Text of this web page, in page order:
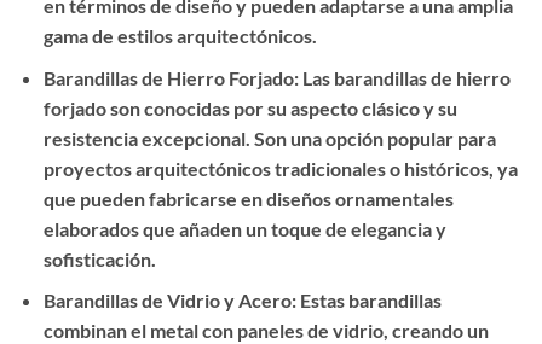
en términos de diseño y pueden adaptarse a una amplia
gama de estilos arquitectónicos.
Barandillas de Hierro Forjado: Las barandillas de hierro
forjado son conocidas por su aspecto clásico y su
resistencia excepcional. Son una opción popular para
proyectos arquitectónicos tradicionales o históricos, ya
que pueden fabricarse en diseños ornamentales
elaborados que añaden un toque de elegancia y
sofisticación.
Barandillas de Vidrio y Acero: Estas barandillas
combinan el metal con paneles de vidrio, creando un